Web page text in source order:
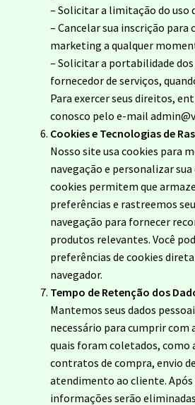
– Solicitar a limitação do uso
– Cancelar sua inscrição para
marketing a qualquer
– Solicitar a portabilidade
fornecedor de serviços,
Para exercer seus direitos,
conosco pelo e-mail
Cookies e Tecnologias de
Nosso site usa cookies para
navegação e personalizar sua
cookies permitem que
preferências e rastreemos
navegação para fornecer
produtos relevantes. Você
preferências de cookies
navegador.
Tempo de Retenção dos
Mantemos seus dados
necessário para cumprir com
quais foram coletados, como
contratos de compra, envio
atendimento ao cliente. Após
informações serão